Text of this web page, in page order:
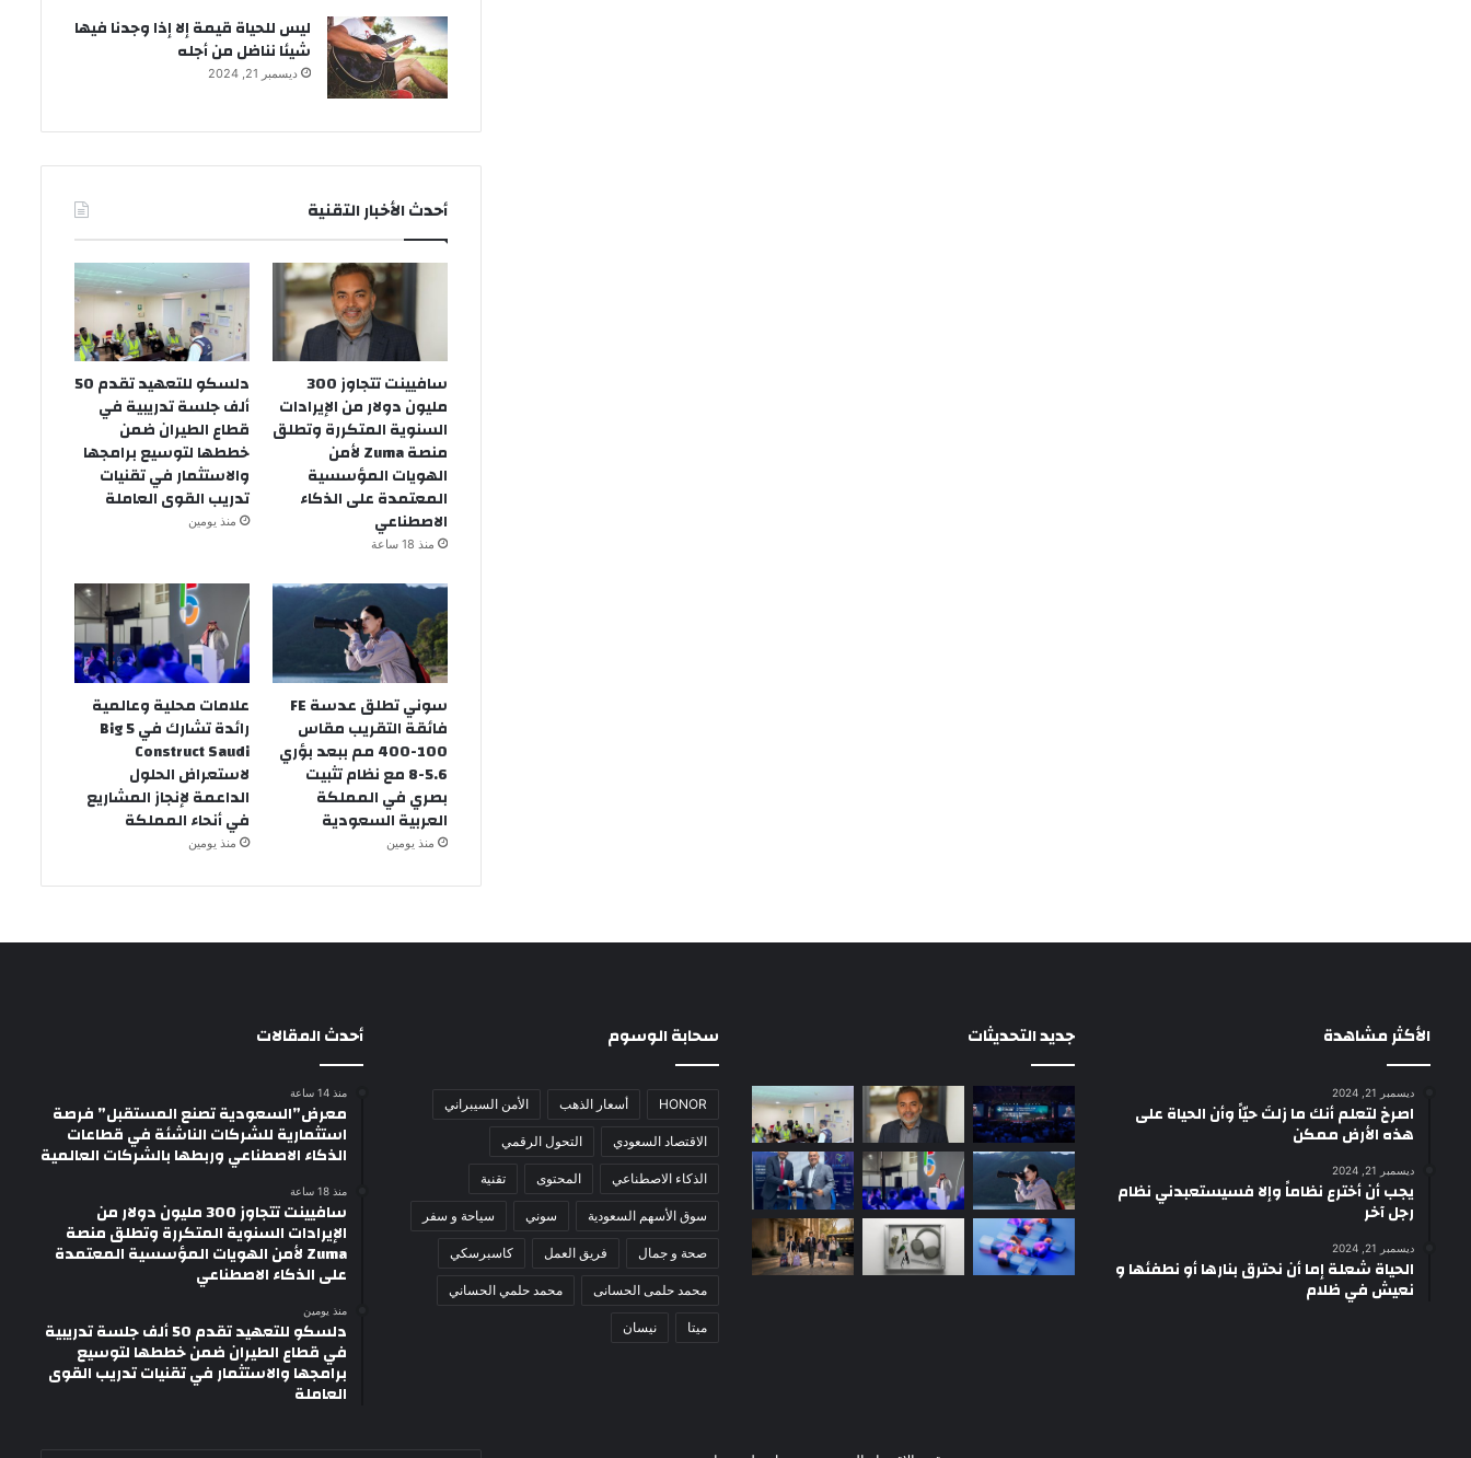
ليس للحياة قيمة إلا إذا وجدنا فيها
شيئا نناضل من أجله
ديسمبر 21, 2024
أحدث الأخبار التقنية
سافيينت تتجاوز 300
مليون دولار من الإيرادات
السنوية المتكررة وتطلق
منصة Zuma لأمن
الهويات المؤسسية
المعتمدة على الذكاء
الاصطناعي
منذ 18 ساعة
دلسكو للتعهيد تقدم 50
ألف جلسة تدريبية في
قطاع الطيران ضمن
خططها لتوسيع برامجها
والاستثمار في تقنيات
تدريب القوى العاملة
منذ يومين
سوني تطلق عدسة FE
فائقة التقريب مقاس
100-400 مم ببعد بؤري
5.6-8 مع نظام تثبيت
بصري في المملكة
العربية السعودية
منذ يومين
علامات محلية وعالمية
رائدة تشارك في Big 5
Construct Saudi
لاستعراض الحلول
الداعمة لإنجاز المشاريع
في أنحاء المملكة
منذ يومين
الأكثر مشاهدة
ديسمبر 21, 2024
‫اصرخ لتعلم أنك ما زلتَ حيّاً وأن الحياة على
هذه الأرض ممكن
ديسمبر 21, 2024
يجب أن أخترع نظاماً وإلا فسيستعبدني نظام
رجل آخر
ديسمبر 21, 2024
الحياة شعلة إما أن نحترق بنارها أو نطفئها و
نعيش في ظلام
جديد التحديثات سحابة الوسوم
HONOR أسعار الذهب الأمن السيبراني
الاقتصاد السعودي التحول الرقمي
الذكاء الاصطناعي المحتوى تقنية
سوق الأسهم السعودية سوني سياحة و سفر
صحة و جمال فريق العمل كاسبرسكي
محمد حلمى الحسانى محمد حلمي الحساني
ميتا نيسان
أحدث المقالات
منذ 14 ساعة
معرض”السعودية تصنع المستقبل” فرصة
استثمارية للشركات الناشئة في قطاعات
الذكاء الاصطناعي وربطها بالشركات العالمية
منذ 18 ساعة
سافيينت تتجاوز 300 مليون دولار من
الإيرادات السنوية المتكررة وتطلق منصة
Zuma لأمن الهويات المؤسسية المعتمدة
على الذكاء الاصطناعي
منذ يومين
دلسكو للتعهيد تقدم 50 ألف جلسة تدريبية
في قطاع الطيران ضمن خططها لتوسيع
برامجها والاستثمار في تقنيات تدريب القوى
العاملة